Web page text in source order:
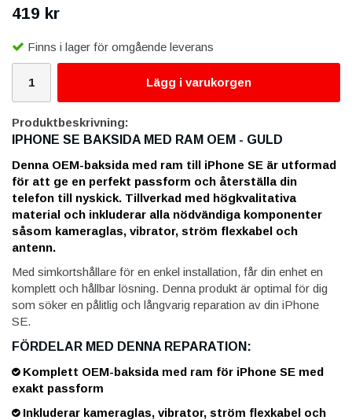
419 kr
Finns i lager för omgående leverans
Lägg i varukorgen
Produktbeskrivning:
IPHONE SE BAKSIDA MED RAM OEM - GULD
Denna OEM-baksida med ram till iPhone SE är utformad
för att ge en perfekt passform och återställa din
telefon till nyskick. Tillverkad med högkvalitativa
material och inkluderar alla nödvändiga komponenter
såsom kameraglas, vibrator, ström flexkabel och
antenn.
Med simkortshållare för en enkel installation, får din enhet en
komplett och hållbar lösning. Denna produkt är optimal för dig
som söker en pålitlig och långvarig reparation av din iPhone
SE.
FÖRDELAR MED DENNA REPARATION:
Komplett OEM-baksida med ram för iPhone SE med
exakt passform
Inkluderar kameraglas, vibrator, ström flexkabel och